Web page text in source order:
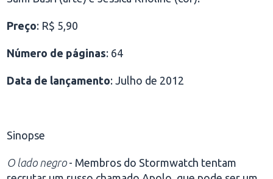
Preço: R$ 5,90
Número de páginas: 64
Data de lançamento: Julho de 2012
Sinopse
O lado negro- Membros do Stormwatch tentam